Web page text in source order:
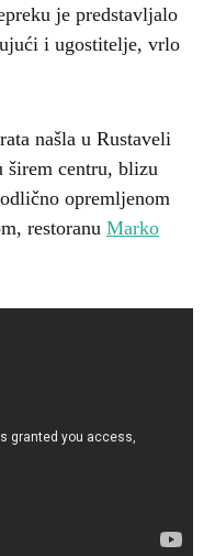
je predstavljalo
i ugostitelje, vrlo
našla u Rustaveli
širem centru, blizu
opremljenom
restoranu Marko